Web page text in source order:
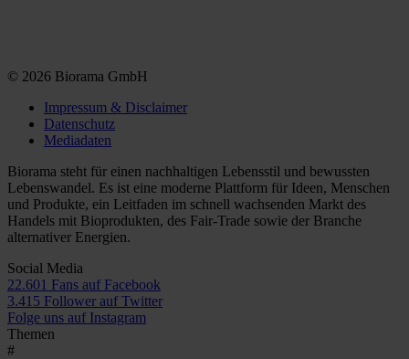
© 2026 Biorama GmbH
Impressum & Disclaimer
Datenschutz
Mediadaten
Biorama steht für einen nachhaltigen Lebensstil und bewussten
Lebenswandel. Es ist eine moderne Plattform für Ideen, Menschen
und Produkte, ein Leitfaden im schnell wachsenden Markt des
Handels mit Bioprodukten, des Fair-Trade sowie der Branche
alternativer Energien.
Social Media
22.601 Fans auf Facebook
3.415 Follower auf Twitter
Folge uns auf Instagram
Themen
#